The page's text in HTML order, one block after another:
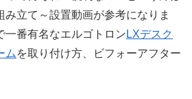
み立て～設置動画が参考になりま
一番有名なエルゴトロン LXデスク
ム を取り付け方、ビフォーアフター